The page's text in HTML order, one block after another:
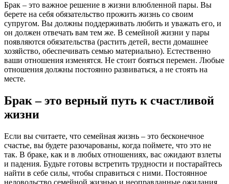
Брак – это важное решение в жизни влюбленной пары. Вы
берете на себя обязательство прожить жизнь со своим
супругом. Вы должны поддерживать любить и уважать его, и
он должен отвечать вам тем же. В семейной жизни у пары
появляются обязательства (растить детей, вести домашнее
хозяйство, обеспечивать семью материально). Естественно
ваши отношения изменятся. Не стоит бояться перемен. Любые
отношения должны постоянно развиваться, а не стоять на
месте.
Брак – это верный путь к счастливой
жизни
Если вы считаете, что семейная жизнь – это бесконечное
счастье, вы будете разочарованы, когда поймете, что это не
так. В браке, как и в любых отношениях, вас ожидают взлеты
и падения. Будьте готовы встретить трудности и постарайтесь
найти в себе силы, чтобы справиться с ними. Постоянное
недовольство семейной жизнью и неоправданные ожидания